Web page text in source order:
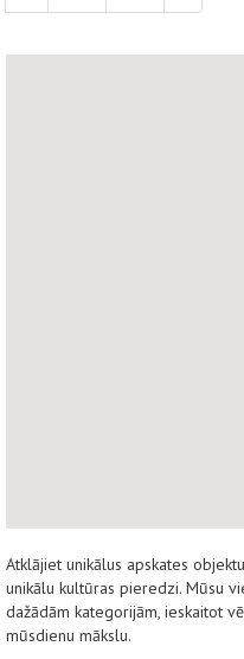
Atklājiet unikālus apskates
unikālu kultūras pieredzi. Mūsu
dažādām kategorijām, ieskaitot
mūsdienu mākslu.